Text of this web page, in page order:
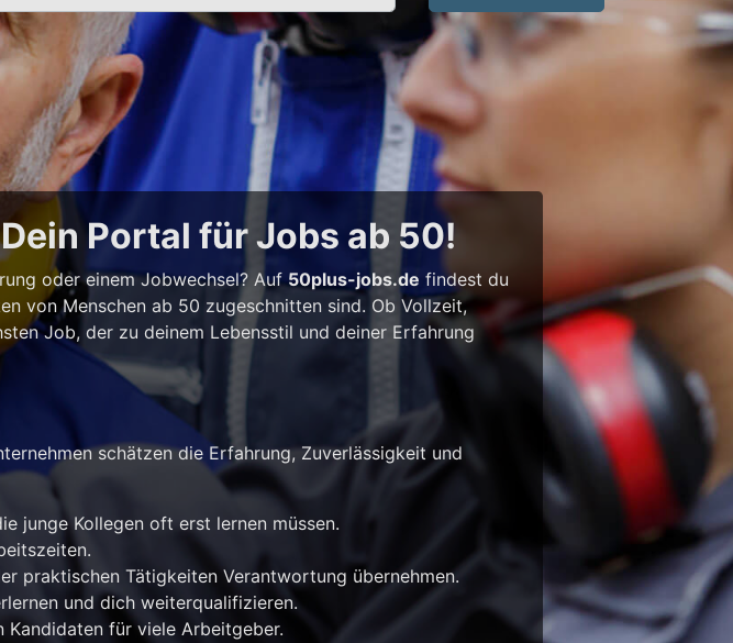
Portal für Jobs ab 50!
oder einem Jobwechsel? Auf50plus-jobs.de findest du
von Menschen ab 50 zugeschnitten sind. Ob Vollzeit,
Job, der zu deinem Lebensstil und deiner Erfahrung
schätzen die Erfahrung, Zuverlässigkeit und
junge Kollegen oft erst lernen müssen.
praktischen Tätigkeiten Verantwortung übernehmen.
und dich weiterqualifizieren.
für viele Arbeitgeber.